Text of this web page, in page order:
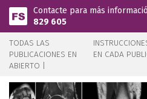
Pasar al contenido principal
Contacte para más
829 605
TODAS LAS
PUBLICACIONES EN
ABIERTO |
EN CADA